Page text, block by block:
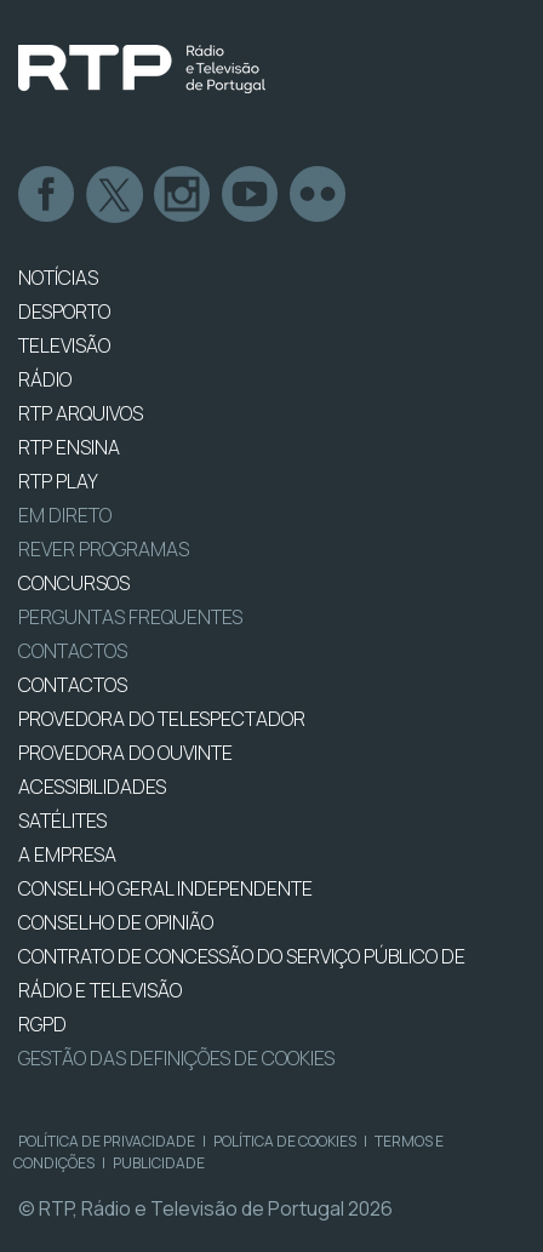
NOTÍCIAS
DESPORTO
TELEVISÃO
RÁDIO
RTP ARQUIVOS
RTP ENSINA
RTP PLAY
EM DIRETO
REVER PROGRAMAS
CONCURSOS
PERGUNTAS FREQUENTES
CONTACTOS
CONTACTOS
PROVEDORA DO TELESPECTADOR
PROVEDORA DO OUVINTE
ACESSIBILIDADES
SATÉLITES
A EMPRESA
CONSELHO GERAL INDEPENDENTE
CONSELHO DE OPINIÃO
CONTRATO DE CONCESSÃO DO SERVIÇO PÚBLICO DE
RÁDIO E TELEVISÃO
RGPD
GESTÃO DAS DEFINIÇÕES DE COOKIES
POLÍTICA DE PRIVACIDADE | POLÍTICA DE COOKIES | TERMOS E
CONDIÇÕES | PUBLICIDADE
© RTP, Rádio e Televisão de Portugal 2026